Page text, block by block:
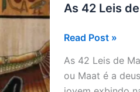
As 42 Leis
As
Leis
de
Read Post »
As 42 Leis de
ou Maat é a